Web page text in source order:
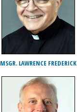
MSGR. LAWRENCE FREDERICK